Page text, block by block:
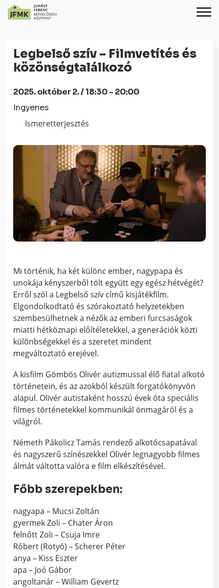
Content
navigációhoz
Legbelső szív – Filmvetítés és
közönségtalálkozó
2025. október 2. / 18:30 - 20:00
Ingyenes
Ismeretterjesztés
Mi történik, ha két különc ember, nagypapa és
unokája kényszerből tölt együtt egy egész hétvégét?
Erről szól a Legbelső szív című kisjátékfilm.
Elgondolkodtató és szórakoztató helyzetekben
szembesülhetnek a nézők az emberi furcsaságok
miatti hétköznapi előítéletekkel, a generációk közti
különbségekkel és a szeretet mindent
megváltoztató erejével.
A kisfilm Gömbös Olivér autizmussal élő fiatal alkotó
történetein, és az azokból készült forgatókönyvön
alapul. Olivér autistaként hosszú évek óta speciális
filmes történetekkel kommunikál önmagáról és a
világról.
Németh Pákolicz Tamás rendező alkotócsapatával
és nagyszerű színészekkel Olivér legnagyobb filmes
álmát váltotta valóra e film elkészítésével.
Főbb szerepekben:
nagyapa – Mucsi Zoltán
gyermek Zoli – Chater Áron
felnőtt Zoli – Csuja Imre
Róbert (Rotyó) – Scherer Péter
anya – Kiss Eszter
apa – Joó Gábor
angoltanár – William Gevertz